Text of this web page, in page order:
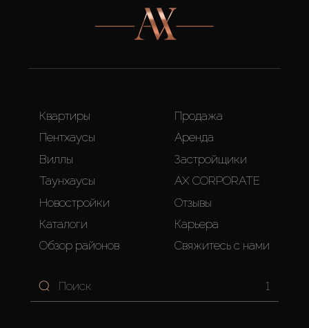
Квартиры
Пентхаусы
Виллы
Таунхаусы
Новостройки
Каталоги
Обзор районов
Продажа
Аренда
Застройщики
AX CORPORATE
Отзывы
Карьера
Свяжитесь с нами
1